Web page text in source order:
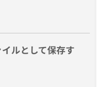
ルとして保存す